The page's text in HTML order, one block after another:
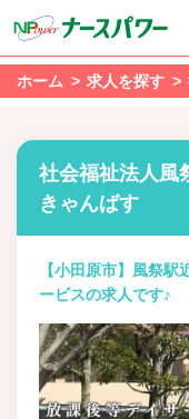
ホーム 求人を探す
社会福祉法人風
きゃんばす
【小田原市】風祭
ービスの求人です♪